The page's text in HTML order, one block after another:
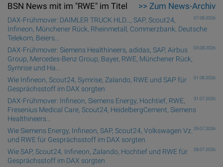
BSN News mit im "RWE" im Titel >> Zum News-Archiv
07.08.2026
DAX-Frühmover: DAIMLER TRUCK HLD..., SAP, Scout24,
Infineon, Münchener Rück, Rheinmetall, Commerzbank, Deutsche
Telekom, Beiers...
03.08.2026
DAX-Frühmover: Siemens Healthineers, adidas, SAP, Airbus
Group, Mercedes-Benz Group, Bayer, RWE, Münchener Rück,
Symrise und Ha...
01.08.2026
Wie Infineon, Scout24, Symrise, Zalando, RWE und SAP für
Gesprächsstoff im DAX sorgten
31.07.2026
DAX-Frühmover: Infineon, Siemens Energy, Hochtief, RWE,
Fresenius Medical Care, Scout24, HeidelbergCement, Siemens
Healthineers...
29.07.2026
Wie Siemens Energy, Infineon, SAP, Scout24, Volkswagen Vz.
und RWE für Gesprächsstoff im DAX sorgten
28.07.2026
Wie SAP, Scout24, Infineon, Zalando, Hochtief und RWE für
Gesprächsstoff im DAX sorgten